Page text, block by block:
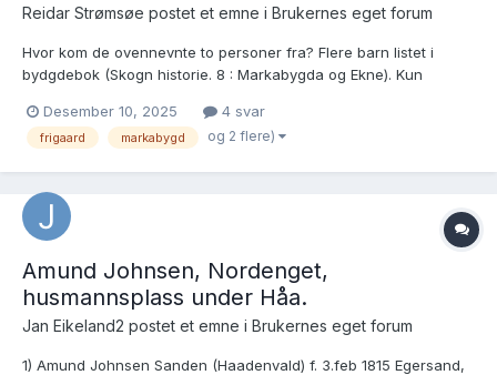
Reidar Strømsøe postet et emne i Brukernes eget forum
Hvor kom de ovennevnte to personer fra? Flere barn listet i
bydgdebok (Skogn historie. 8 : Markabygda og Ekne). Kun
(https://www.digitalarkivet.no/kb20070925690131).
Desember 10, 2025 4 svar
frigaard markabygd og 2 flere)
Amund Johnsen, Nordenget,
husmannsplass under Håa.
Jan Eikeland2 postet et emne i Brukernes eget forum
1) Amund Johnsen Sanden (Haadenvald) f. 3.feb 1815 Egersand,